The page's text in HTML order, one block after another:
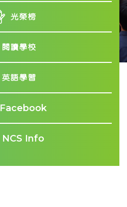
光榮榜
閱讀學校
英語學習
Facebook
NCS Info